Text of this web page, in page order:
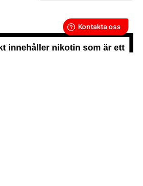
innehåller nikotin som är ett